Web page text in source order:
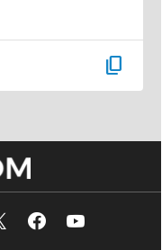
content_copy